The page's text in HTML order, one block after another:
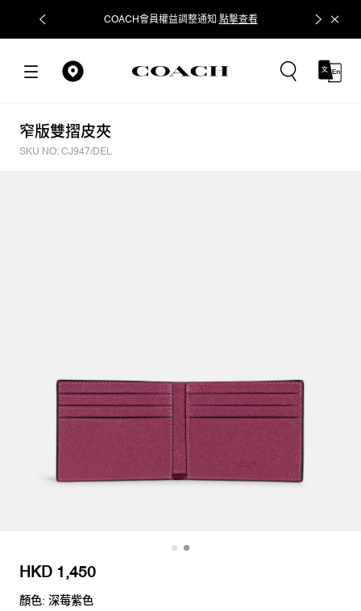
COACH會員權益調整通知 點擊查看 立即追蹤
窄版雙摺皮夾
SKU NO: CJ947/DEL
HKD 1,450
顏色: 深莓紫色